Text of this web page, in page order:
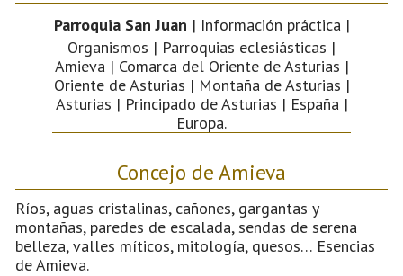
Parroquia San Juan | Información práctica |
Organismos | Parroquias eclesiásticas |
Amieva | Comarca del Oriente de Asturias |
Oriente de Asturias | Montaña de Asturias |
Asturias | Principado de Asturias | España |
Europa.
Concejo de Amieva
Ríos, aguas cristalinas, cañones, gargantas y
montañas, paredes de escalada, sendas de serena
belleza, valles míticos, mitología, quesos… Esencias
de Amieva.